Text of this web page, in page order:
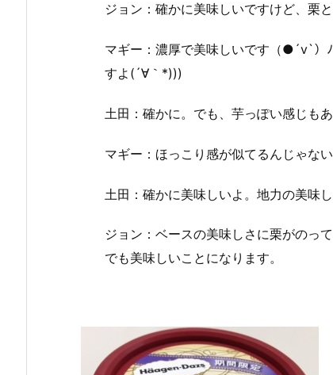
ジョン：確かに美味しいですけど、栗
マギー：濃厚で美味しいです（●´v`）
すよ(´∀｀*)))
土田：確かに。でも、芋っぽい感じも
マギー：ほっこり感が似てるんじゃな
土田：確かに美味しいよ。地力の美味し
ジョン：ベースの美味しさに栗がのっ
でも美味しいことになります。